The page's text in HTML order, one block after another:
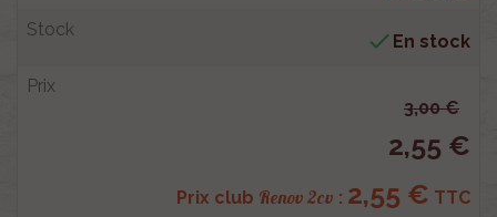
 En stock
3,00 €
2,55 €
Prix club Renov 2cv : 2,55 € TTC